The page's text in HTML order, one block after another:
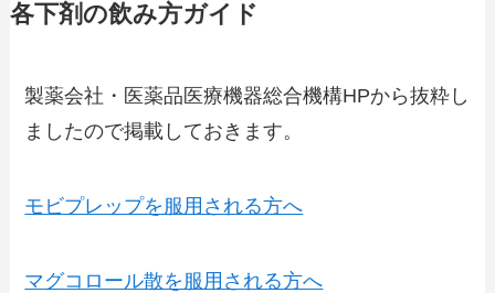
各下剤の飲み方ガイド
製薬会社・医薬品医療機器総合機構HPから抜粋し
ましたので掲載しておきます。
モビプレップを服用される方へ
マグコロール散を服用される方へ